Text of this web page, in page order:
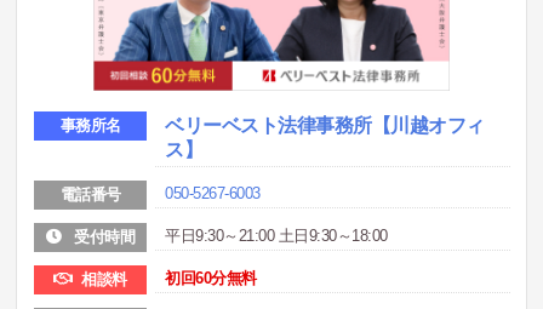
事務所名 ベリーベスト法律事務所【川越オフィ
ス】
電話番号 050-5267-6003
受付時間 平日9:30～21:00 土日9:30～18:00
相談料 初回60分無料